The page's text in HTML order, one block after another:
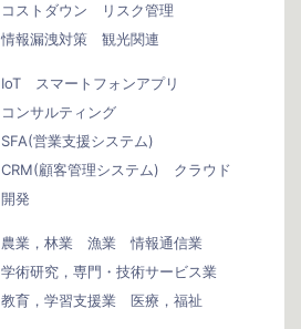
コストダウン
リスク管理
情報漏洩対策
観光関連
IoT
スマートフォンアプリ
コンサルティング
SFA(営業支援システム)
CRM(顧客管理システム)
クラウド
開発
農業，林業 漁業
情報通信業
学術研究，専門・技術サービス業
教育，学習支援業
医療，福祉